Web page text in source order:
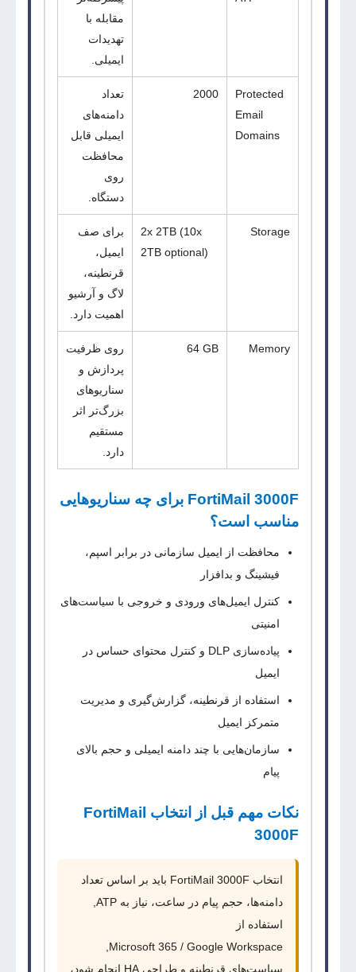
مقابله با
تهدیدات
ایمیلی.
Protected
Email
Domains
2000
تعداد
دامنه‌های
ایمیلی قابل
محافظت
روی
دستگاه.
Storage
2x 2TB (10x
2TB optional)
برای صف
ایمیل،
قرنطینه،
لاگ و آرشیو
اهمیت دارد.
Memory
64 GB
روی ظرفیت
پردازش و
سناریوهای
بزرگ‌تر اثر
مستقیم
دارد.
FortiMail 3000F برای چه سناریوهایی
مناسب است؟
محافظت از ایمیل سازمانی در برابر اسپم،
فیشینگ و بدافزار
کنترل ایمیل‌های ورودی و خروجی با سیاست‌های
امنیتی
پیاده‌سازی DLP و کنترل محتوای حساس در
ایمیل
استفاده از قرنطینه، گزارش‌گیری و مدیریت
متمرکز ایمیل
سازمان‌هایی با چند دامنه ایمیلی و حجم بالای
پیام
نکات مهم قبل از انتخاب FortiMail
3000F
انتخاب FortiMail 3000F باید بر اساس تعداد
دامنه‌ها، حجم پیام در ساعت، نیاز به ATP
استفاده از
Microsoft 365 / Google Workspace
سیاست‌های قرنطینه و طراحی HA انجام شود،